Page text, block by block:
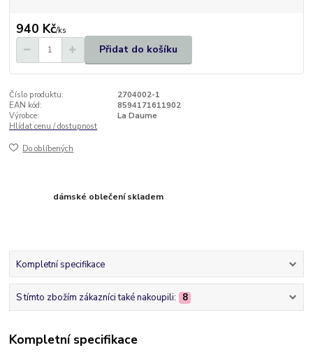
940 Kč/ks
Přidat do košíku
Číslo produktu:
2704002-1
EAN kód:
8594171611902
Výrobce:
La Daume
Hlídat cenu / dostupnost
Do oblíbených
dámské oblečení skladem
Kompletní specifikace
S tímto zbožím zákazníci také nakoupili: 8
Kompletní specifikace